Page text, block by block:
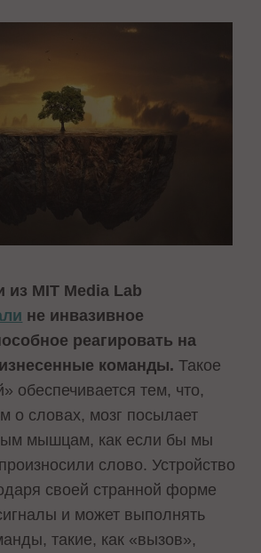
из MIT Media Lab
не инвазивное
реагировать на
команды. Такое
обеспечивается тем, что,
о словах, мозг посылает
мышцам, как если бы мы
слово. Устройство
своей странной форме
и может выполнять
такие, как «вызов»,